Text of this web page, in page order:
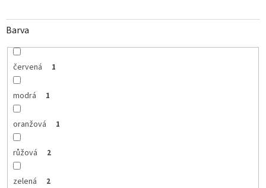
Barva
červená 1
modrá 1
oranžová 1
růžová 2
zelená 2